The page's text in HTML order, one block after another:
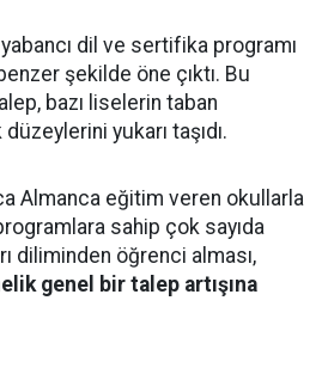
dil ve sertifika programı
şekilde öne çıktı. Bu
bazı liselerin taban
yukarı taşıdı.
Almanca eğitim veren okullarla
programlara sahip çok sayıda
diliminden öğrenci alması,
genel bir talep artışına